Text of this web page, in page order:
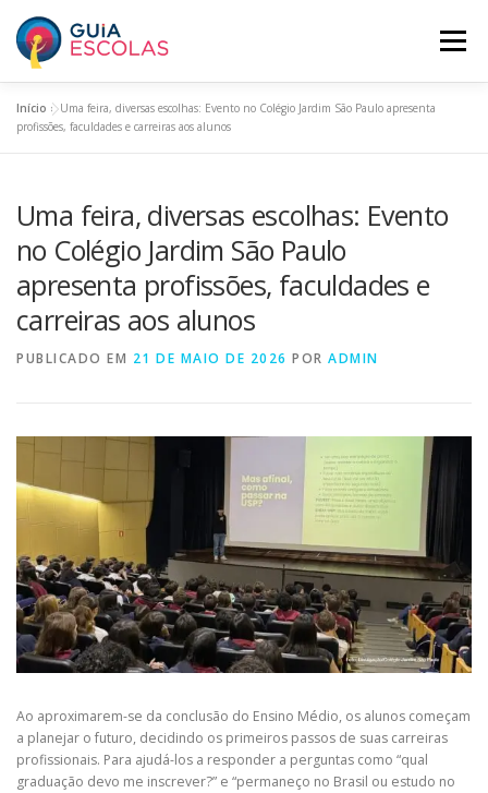
para
conteúdo
Menu
HOME ESCOLAS ASSINANTES
BUSCAR ESCOLAS PANORAMA EDUCACIONAL
O GUIA ESCOLAS INCLUA SUA ESCOLA PLANOS
Início »Uma feira, diversas escolhas: Evento no Colégio Jardim São Paulo apresenta
profissões, faculdades e carreiras aos alunos
Uma feira, diversas escolhas: Evento
no Colégio Jardim São Paulo
apresenta profissões, faculdades e
carreiras aos alunos
PUBLICADO EM 21 DE MAIO DE 2026 POR ADMIN
Ao aproximarem-se da conclusão do Ensino Médio, os alunos começam
a planejar o futuro, decidindo os primeiros passos de suas carreiras
profissionais. Para ajudá-los a responder a perguntas como “qual
graduação devo me inscrever?” e “permaneço no Brasil ou estudo no